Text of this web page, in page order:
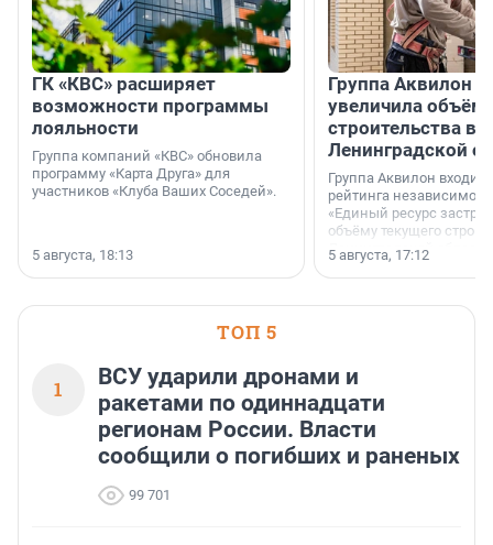
ГК «КВС» расширяет
возможности программы
лояльности
Группа компаний «КВС» обновила
программу «Карта Друга» для
участников «Клуба Ваших Соседей».
5 августа, 18:13
Группа Аквилон
увеличила объём
строительства в
Ленинградской
Группа Аквилон входит
рейтинга независимого
«Единый ресурс
объёму текущего
Ленинградской
время компания
185 429 кв. метров
больше, чем в 1
5 августа, 17:12
ТОП 5
1
ВСУ ударили дронами и
ракетами по одиннадцати
регионам России. Власти
сообщили о погибших и раненых
99 701